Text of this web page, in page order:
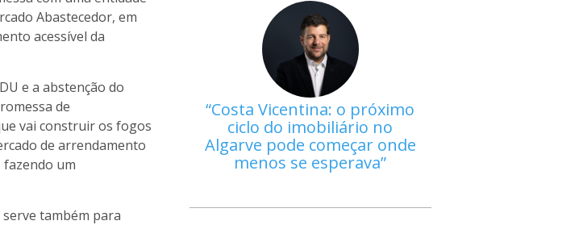
Abastecedor, em
acessível da
e a abstenção do
de
vai construir os fogos
de arrendamento
fazendo um
também para
Costa Vicentina: o próximo
ciclo do imobiliário no
Algarve pode começar onde
menos se esperava